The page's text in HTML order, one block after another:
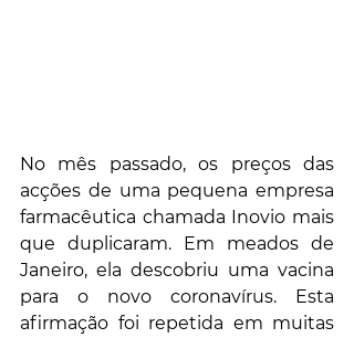
No mês passado, os preços das
acções de uma pequena empresa
farmacêutica chamada Inovio mais
que duplicaram. Em meados de
Janeiro, ela descobriu uma vacina
para o novo coronavírus. Esta
afirmação foi repetida em muitas